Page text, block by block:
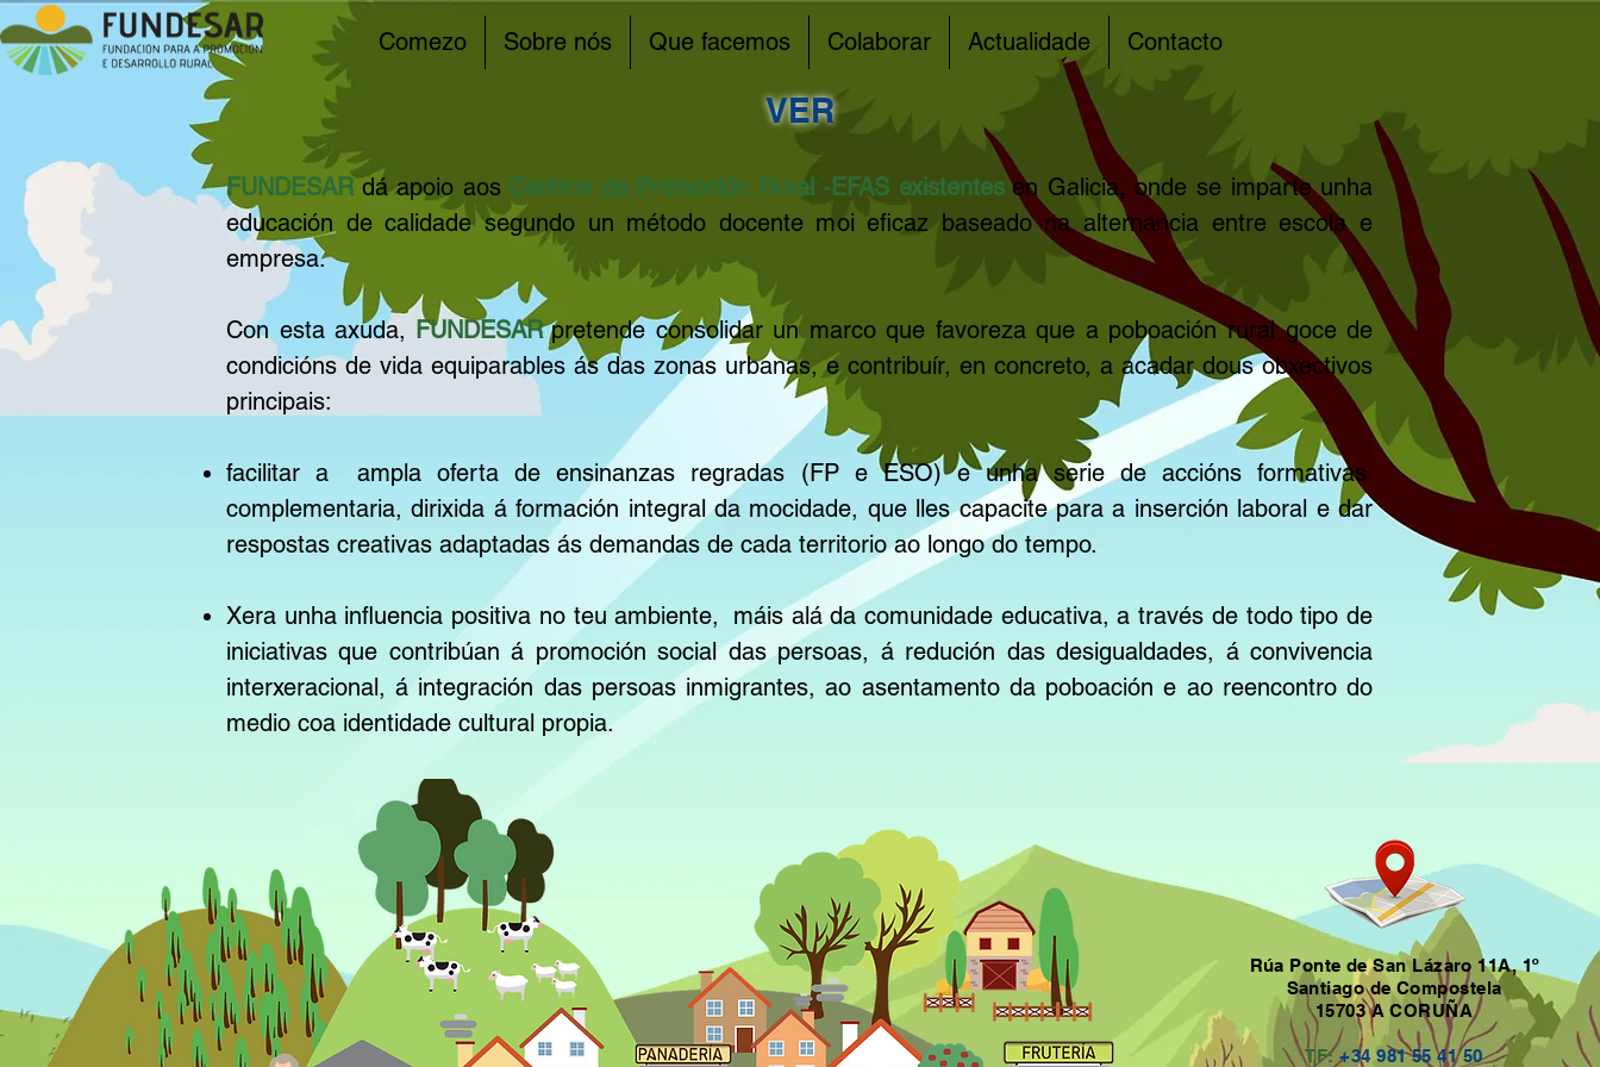
Comezo Sobre nós Que facemos Colaborar Actualidade Contacto
VER
FUNDESAR dá apoio aos Centros de Promoción Rural -EFAS existentes en Galicia, onde se imparte unha
educación de calidade segundo un método docente moi eficaz baseado na alternancia entre escola e
empresa.
Con esta axuda, FUNDESAR pretende consolidar un marco que favoreza que a poboación rural goce de
condicións de vida equiparables ás das zonas urbanas, e contribuír, en concreto, a acadar dous obxectivos
principais:
facilitar a
ampla oferta de ensinanzas regradas (FP e ESO) e unha serie de accións formativas
complementaria, dirixida á formación integral da mocidade, que lles capacite para a inserción laboral e dar
respostas creativas adaptadas ás demandas de cada territorio ao longo do tempo.
Xera unha influencia positiva no teu ambiente,
máis alá da comunidade educativa, a través de todo tipo de
iniciativas que contribúan á promoción social das persoas, á redución das desigualdades, á convivencia
interxeracional, á integración das persoas inmigrantes, ao asentamento da poboación e ao reencontro do
medio coa identidade cultural propia.
Rúa Ponte de San Lázaro 11A, 1º
Santiago de Compostela
15703 A CORUÑA
TF: +34 981 55 41 50